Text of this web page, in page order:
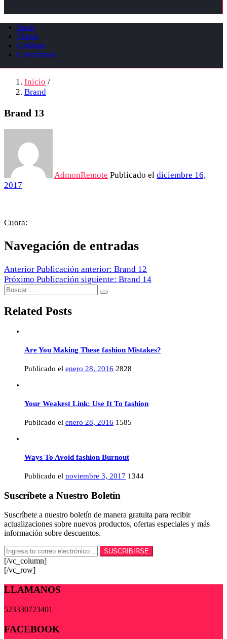
Inicio
Tienda
Catálogo
Contáctanos
Inicio /
Brand
Brand 13
AdmonRemote Publicado el diciembre 16,
2017
Cuota:
Navegación de entradas
Anterior Publicación anterior: Brand 12
Próximo Publicación siguiente: Brand 14
Related Posts
Are You Making These fashion Mistakes?
Publicado el enero 28, 2016 2828
Your Weakest Link: Use It To fashion
Publicado el enero 28, 2016 1585
Ways To Avoid fashion Burnout
Publicado el noviembre 3, 2017 1344
Suscríbete a Nuestro Boletín
Suscríbete a nuestro boletín de manera gratuita para recibir
actualizaciones sobre nuevos productos, ofertas especiales y más
información sobre descuentos.
[/vc_column]
[/vc_row]
LLAMANOS
523330723401
FACEBOOK